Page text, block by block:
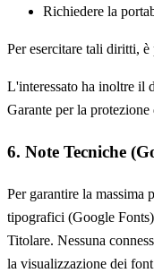
Richiedere la
Per esercitare tali diritti, è
L'interessato ha inoltre il
Garante per la
6. Note Tecniche
Per garantire la massima
tipografici (Google
Titolare. Nessuna
la visualizzazione dei